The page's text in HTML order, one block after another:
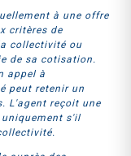
à une offre
critères de
collectivité ou
de sa cotisation.
appel à
peut retenir un
L'agent reçoit une
s'il